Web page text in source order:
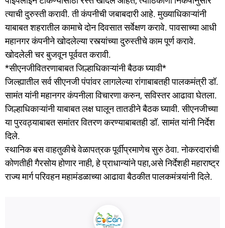
त्याची दुरुस्ती करावी. ती कंपनीची जबाबदारी आहे. मुख्याधिकाऱ्यांनी
याबाबत शहरातील कामाचे दोन दिवसात सर्वेक्षण करावे. पावसाच्या आधी
महानगर कंपनीने खोदलेल्या रस्त्यांच्या दुरुस्तीचे काम पूर्ण करावे.
खोदलेली चर बुजवून पूर्ववत करावी.
*सीएनजीवितरणाबाबत जिल्हाधिकाऱ्यांनी बैठक घ्यावी*
जिल्ह्यातील सर्व सीएनजी पंपांवर लागलेल्या रांगाबाबतही पालकमंत्री डॉ.
सामंत यांनी महानगर कंपनीला विचारणा करुन, सविस्तर आढावा घेतला.
जिल्हाधिकाऱ्यांनी याबाबत लक्ष घालून तातडीने बैठक घ्यावी. सीएनजीच्या
या पुरवठ्याबाबत समांतर वितरण करण्याबाबतही डॉ. सामंत यांनी निर्देश
दिले.
स्थानिक बस वाहतुकीचे वेळापत्रक पूर्वीप्रमाणेच सुरु ठेवा. नोकरदारांची
कोणतीही गैरसोय होणार नाही, हे प्राधान्यांने पहा,असे निर्देशही महाराष्ट्र
राज्य मार्ग परिवहन महामंडळाच्या आढावा बैठकीत पालकमंत्र्यांनी दिले.